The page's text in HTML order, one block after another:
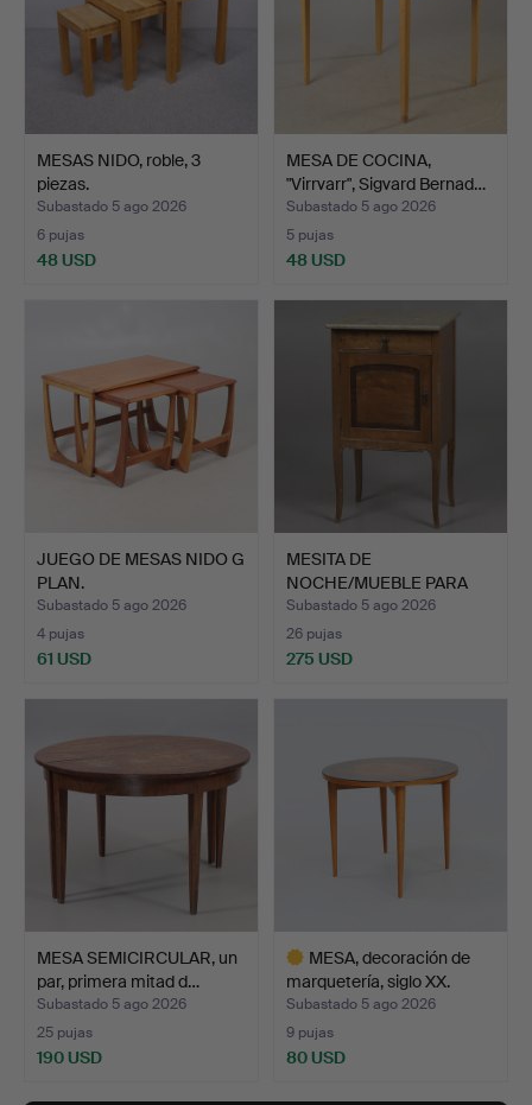
MESAS NIDO, roble, 3
piezas.
Subastado 5 ago 2026
6 pujas
48 USD
MESA DE COCINA,
"Virrvarr", Sigvard Bernad…
Subastado 5 ago 2026
5 pujas
48 USD
JUEGO DE MESAS NIDO G
PLAN.
Subastado 5 ago 2026
4 pujas
61 USD
MESITA DE
NOCHE/MUEBLE PARA
ORINAL. Estruc…
Subastado 5 ago 2026
26 pujas
275 USD
MESA SEMICIRCULAR, un
par, primera mitad d…
Subastado 5 ago 2026
25 pujas
190 USD
MESA, decoración de
marquetería, siglo XX.
Subastado 5 ago 2026
9 pujas
80 USD